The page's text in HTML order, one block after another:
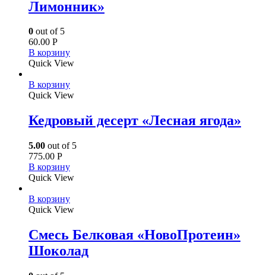
Лимонник»
0 out of 5
60.00 Р
В корзину
Quick View
В корзину
Quick View
Кедровый десерт «Лесная ягода»
5.00 out of 5
775.00 Р
В корзину
Quick View
В корзину
Quick View
Смесь Белковая «НовоПротеин»
Шоколад